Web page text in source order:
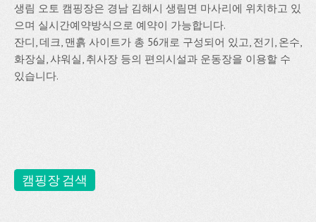
생림 오토 캠핑장은 경남 김해시 생림면 마사리에 위치하고 있
으며 실시간예약방식으로 예약이 가능합니다.
잔디, 데크, 맨흙 사이트가 총 56개로 구성되어 있고, 전기, 온수,
화장실, 샤워실, 취사장 등의 편의시설과 운동장을 이용할 수
있습니다.
캠핑장 검색